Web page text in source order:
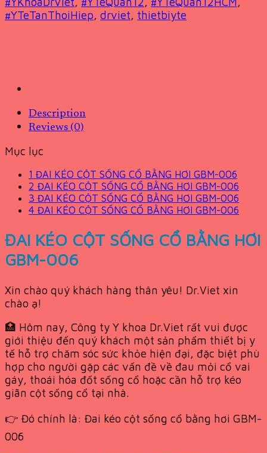
#YTeTanThoiHiep, drviet, thietbiyte
Description
Reviews (0)
Mục lục
1 ĐAI KÉO CỘT SỐNG CỔ BẰNG HƠI GBM-006
2 ĐAI KÉO CỘT SỐNG CỔ BẰNG HƠI GBM-006
3 ĐAI KÉO CỘT SỐNG CỔ BẰNG HƠI GBM-006
4 ĐAI KÉO CỘT SỐNG CỔ BẰNG HƠI GBM-006
ĐAI KÉO CỘT SỐNG CỔ BẰNG HƠI
GBM-006
Xin chào quý khách hàng thân yêu! Dr.Viet xin
chào ạ!
🏥 Hôm nay, Công ty Y khoa Dr.Viet rất vui được
giới thiệu đến quý khách một sản phẩm thiết bị y
tế hỗ trợ chăm sóc sức khỏe hiện đại, đặc biệt phù
hợp cho người gặp các vấn đề về đau mỏi cổ vai
gáy, thoái hóa đốt sống cổ hoặc cần hỗ trợ kéo
giãn cột sống cổ tại nhà.
👉 Đó chính là: Đai kéo cột sống cổ bằng hơi GBM-
006